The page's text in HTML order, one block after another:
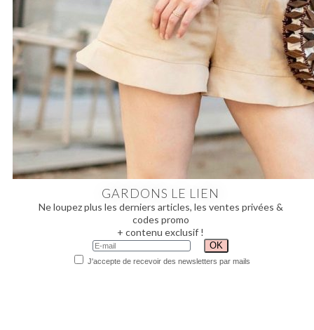
GARDONS LE LIEN
Ne loupez plus les derniers articles, les ventes privées &
codes promo
+ contenu exclusif !
J'accepte de recevoir des newsletters par mails